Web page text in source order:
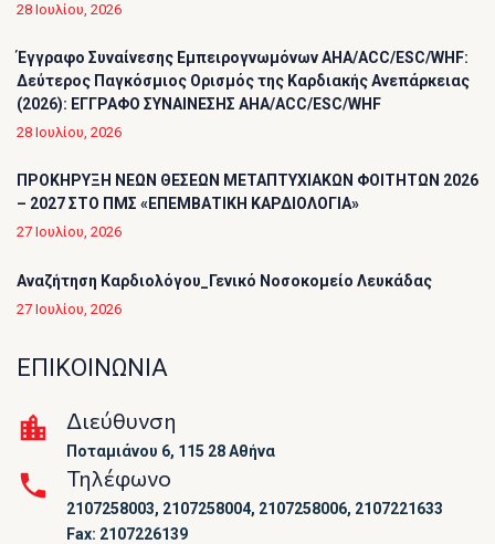
28 Ιουλίου, 2026
Έγγραφο Συναίνεσης Εμπειρογνωμόνων AHA/ACC/ESC/WHF:
Δεύτερος Παγκόσμιος Ορισμός της Καρδιακής Ανεπάρκειας
(2026): ΕΓΓΡΑΦΟ ΣΥΝΑΙΝΕΣΗΣ AHA/ACC/ESC/WHF
28 Ιουλίου, 2026
ΠΡΟΚΗΡΥΞΗ ΝΕΩΝ ΘΕΣΕΩΝ ΜΕΤΑΠΤΥΧΙΑΚΩΝ ΦΟΙΤΗΤΩΝ 2026
– 2027 ΣΤΟ ΠΜΣ «ΕΠΕΜΒΑΤΙΚΗ ΚΑΡΔΙΟΛΟΓΙΑ»
27 Ιουλίου, 2026
Αναζήτηση Καρδιολόγου_Γενικό Νοσοκομείο Λευκάδας
27 Ιουλίου, 2026
ΕΠΙΚΟΙΝΩΝΙΑ
Διεύθυνση
Ποταμιάνου 6, 115 28 Αθήνα
Τηλέφωνο
2107258003, 2107258004, 2107258006, 2107221633
Fax: 2107226139